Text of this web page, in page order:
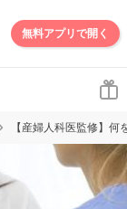
無料アプリで開く
【産婦人科医監修】